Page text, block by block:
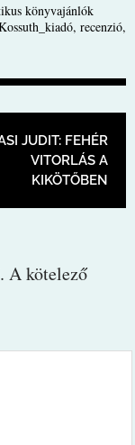
könyvajánlók
, recenzió,
JUDIT: FEHÉR
VITORLÁS A
KIKÖTŐBEN
A kötelező